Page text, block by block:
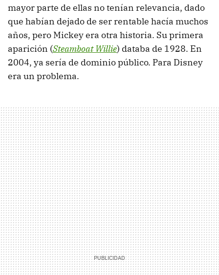
mayor parte de ellas no tenían relevancia, dado
que habían dejado de ser rentable hacía muchos
años, pero Mickey era otra historia. Su primera
aparición (Steamboat Willie) databa de 1928. En
2004, ya sería de dominio público. Para Disney
era un problema.